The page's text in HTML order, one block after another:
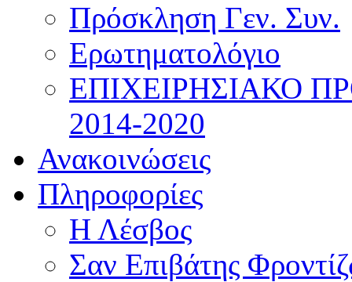
Πρόσκληση Γεν. Συν.
Ερωτηματολόγιο
ΕΠΙΧΕΙΡΗΣΙΑΚΟ
2014-2020
Ανακοινώσεις
Πληροφορίες
Η Λέσβος
Σαν Επιβάτης